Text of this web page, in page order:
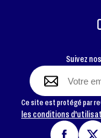
Suivez
Ce site est protégé par
les conditions